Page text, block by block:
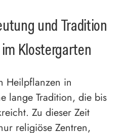
und Tradition
Klostergarten
Heilpflanzen in
lange Tradition, die bis
Zu dieser Zeit
religiöse Zentren,